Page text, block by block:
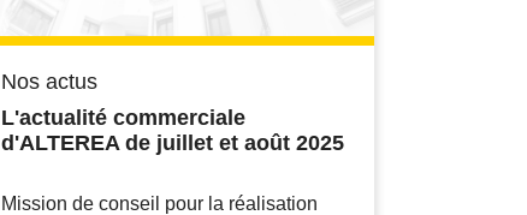
Nos actus
L'actualité commerciale
d'ALTEREA de juillet et août 2025
Mission de conseil pour la réalisation